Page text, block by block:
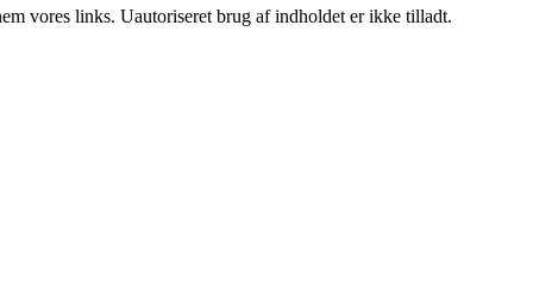
vores links. Uautoriseret brug af indholdet er ikke tilladt.